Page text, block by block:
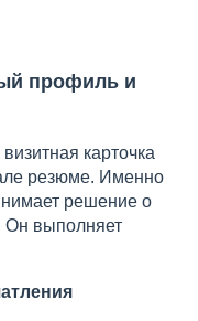
профиль и
карточка
резюме. Именно
решение о
Он выполняет